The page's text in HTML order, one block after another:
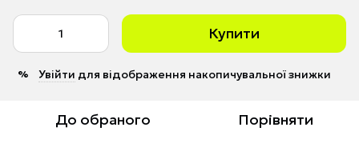
Купити
% Увійти для відображення накопичувальної знижки
До обраного Порівняти